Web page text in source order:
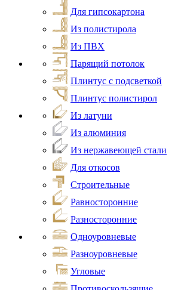
Для гипсокартона
Из полистирола
Из ПВХ
Парящий потолок
Плинтус с подсветкой
Плинтус полистирол
Из латуни
Из алюминия
Из нержавеющей стали
Для откосов
Строительные
Равносторонние
Разносторонние
Одноуровневые
Разноуровневые
Угловые